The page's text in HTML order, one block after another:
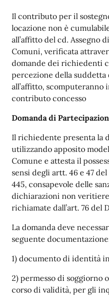
Il contributo per il
locazione non è
all’affitto del cd. Assegno
Comuni, verificata
domande dei richiedenti
percezione della suddetta
all’affitto, scomputeranno
contributo concesso
Domanda di
Il richiedente presenta la
utilizzando apposito
Comune e attesta il
sensi degli artt. 46 e 47
445, consapevole delle
dichiarazioni non
richiamate dall’art. 76 del
La domanda deve
seguente
1) documento di identità
2) permesso di soggiorno
corso di validità, per gli